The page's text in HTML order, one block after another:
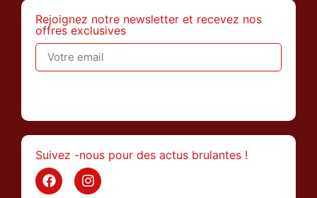
Rejoignez notre newsletter et recevez nos
offres exclusives
Suivez -nous pour des actus brulantes !